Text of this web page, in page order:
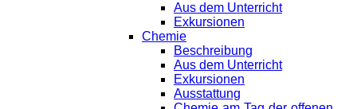
Aus dem Unterricht
Exkursionen
Chemie
Beschreibung
Aus dem Unterricht
Exkursionen
Ausstattung